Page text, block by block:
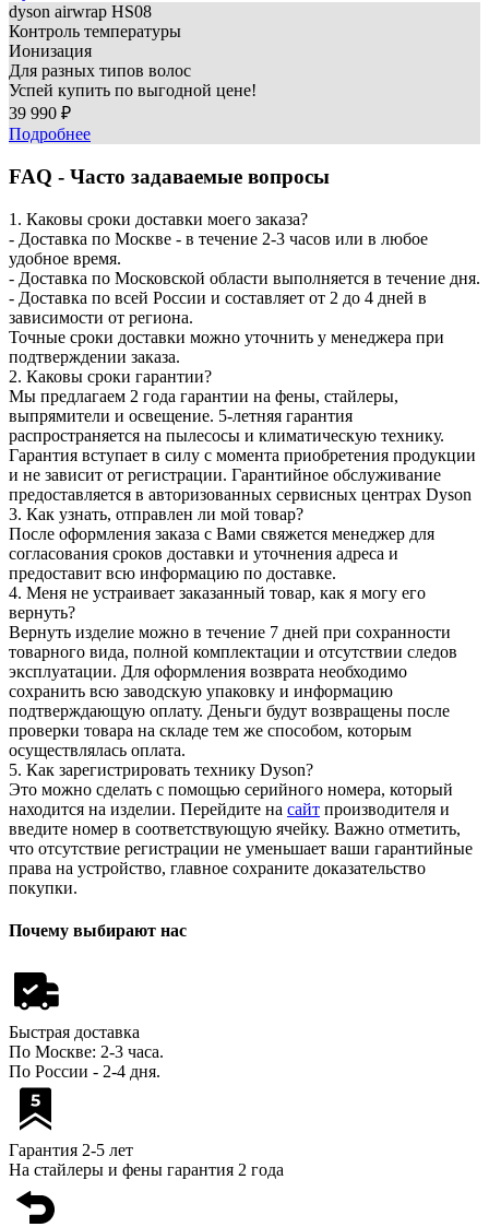
dyson airwrap HS08
Контроль температуры
Ионизация
Для разных типов волос
Успей купить по выгодной цене!
39 990 ₽
Подробнее
FAQ - Часто задаваемые вопросы
1. Каковы сроки доставки моего заказа?
- Доставка по Москве - в течение 2-3 часов или в любое
удобное время.
- Доставка по Московской области выполняется в течение дня.
- Доставка по всей России и составляет от 2 до 4 дней в
зависимости от региона.
Точные сроки доставки можно уточнить у менеджера при
подтверждении заказа.
2. Каковы сроки гарантии?
Мы предлагаем 2 года гарантии на фены, стайлеры,
выпрямители и освещение. 5-летняя гарантия
распространяется на пылесосы и климатическую технику.
Гарантия вступает в силу с момента приобретения продукции
и не зависит от регистрации. Гарантийное обслуживание
предоставляется в авторизованных сервисных центрах Dyson
3. Как узнать, отправлен ли мой товар?
После оформления заказа с Вами свяжется менеджер для
согласования сроков доставки и уточнения адреса и
предоставит всю информацию по доставке.
4. Меня не устраивает заказанный товар, как я могу его
вернуть?
Вернуть изделие можно в течение 7 дней при сохранности
товарного вида, полной комплектации и отсутствии следов
эксплуатации. Для оформления возврата необходимо
сохранить всю заводскую упаковку и информацию
подтверждающую оплату. Деньги будут возвращены после
проверки товара на складе тем же способом, которым
осуществлялась оплата.
5. Как зарегистрировать технику Dyson?
Это можно сделать с помощью серийного номера, который
находится на изделии. Перейдите на сайт производителя и
введите номер в соответствующую ячейку. Важно отметить,
что отсутствие регистрации не уменьшает ваши гарантийные
права на устройство, главное сохраните доказательство
покупки.
Почему выбирают нас
Быстрая доставка
По Москве: 2-3 часа.
По России - 2-4 дня.
Гарантия 2-5 лет
На стайлеры и фены гарантия 2 года